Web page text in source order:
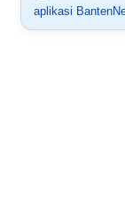
aplikasi